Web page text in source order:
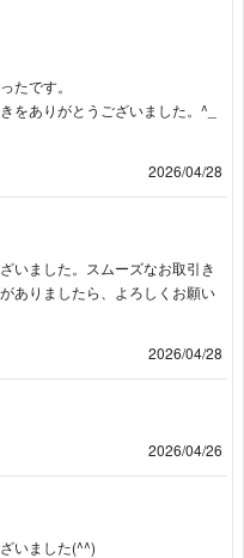
たです。
をありがとうございました。^_
2026/04/28
いました。スムーズなお取引き
ありましたら、よろしくお願い
2026/04/28
2026/04/26
いました(^^)